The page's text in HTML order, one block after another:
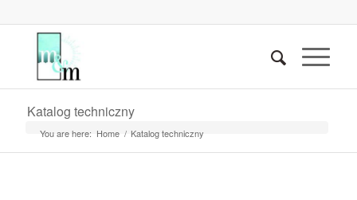
Katalog techniczny
You are here: Home / Katalog techniczny